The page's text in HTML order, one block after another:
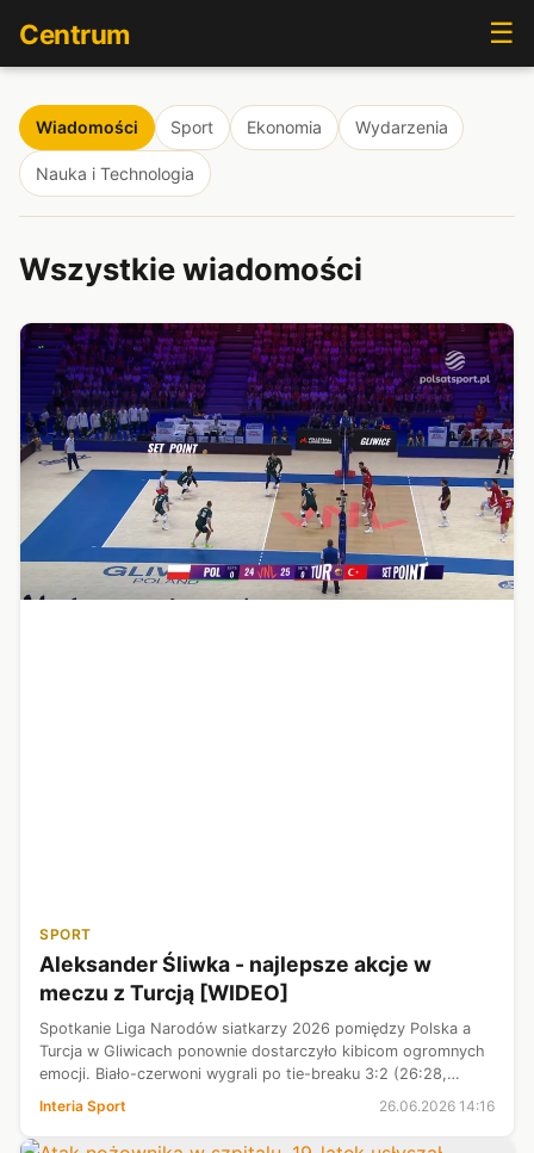
Centrum ☰
Wiadomości Sport Ekonomia Wydarzenia
Nauka i Technologia
Wszystkie wiadomości
SPORT
Aleksander Śliwka - najlepsze akcje w
meczu z Turcją [WIDEO]
Spotkanie Liga Narodów siatkarzy 2026 pomiędzy Polska a
Turcja w Gliwicach ponownie dostarczyło kibicom ogromnych
emocji. Biało-czerwoni wygrali po tie-breaku 3:2 (26:28,
25:19, 25:21, 19:25, 15:11), a jednym z głównych bohaterów
był Aleksander Śliwk...
Interia Sport 26.06.2026 14:16